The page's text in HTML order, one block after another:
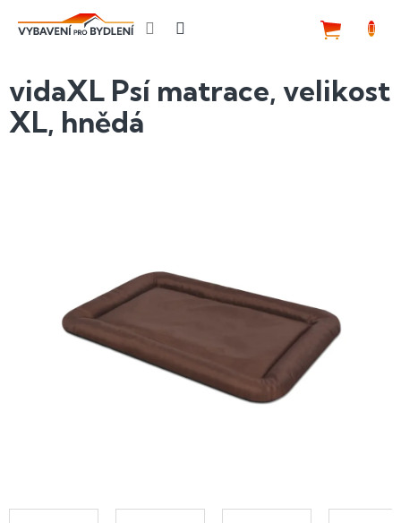
vidaXL Psí matrace, velikost
XL, hnědá